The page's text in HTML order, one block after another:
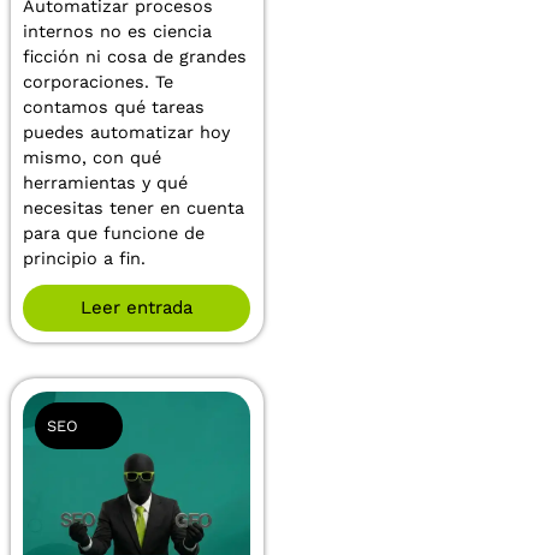
Automatizar procesos
internos no es ciencia
ficción ni cosa de grandes
corporaciones. Te
contamos qué tareas
puedes automatizar hoy
mismo, con qué
herramientas y qué
necesitas tener en cuenta
para que funcione de
principio a fin.
Leer entrada
SEO